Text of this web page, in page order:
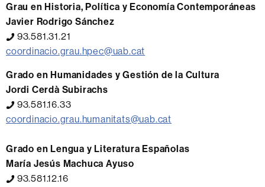
Grau en Historia, Política y Economía Contemporáneas
Javier Rodrigo Sánchez
93.581.31.21
coordinacio.grau.hpec@uab.cat
Grado en Humanidades y Gestión de la Cultura
Jordi Cerdà Subirachs
93.581.16.33
coordinacio.grau.humanitats@uab.cat
Grado en Lengua y Literatura Españolas
María Jesús Machuca Ayuso
93.581.12.16